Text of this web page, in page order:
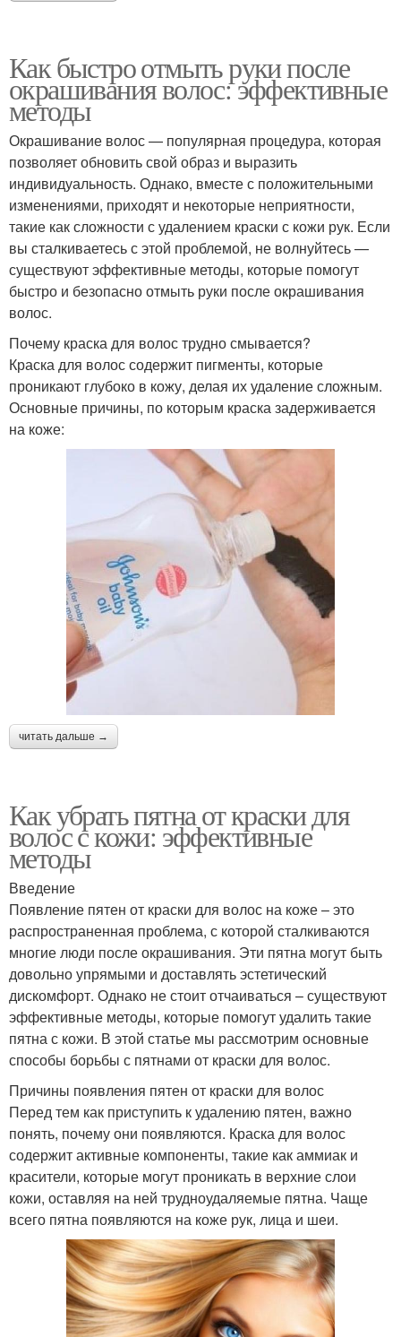
Как быстро отмыть руки после
окрашивания волос: эффективные
методы
Окрашивание волос — популярная процедура, которая
позволяет обновить свой образ и выразить
индивидуальность. Однако, вместе с положительными
изменениями, приходят и некоторые неприятности,
такие как сложности с удалением краски с кожи рук. Если
вы сталкиваетесь с этой проблемой, не волнуйтесь —
существуют эффективные методы, которые помогут
быстро и безопасно отмыть руки после окрашивания
волос.
Почему краска для волос трудно смывается?
Краска для волос содержит пигменты, которые
проникают глубоко в кожу, делая их удаление сложным.
Основные причины, по которым краска задерживается
на коже:
читать дальше →
Как убрать пятна от краски для
волос с кожи: эффективные
методы
Введение
Появление пятен от краски для волос на коже – это
распространенная проблема, с которой сталкиваются
многие люди после окрашивания. Эти пятна могут быть
довольно упрямыми и доставлять эстетический
дискомфорт. Однако не стоит отчаиваться – существуют
эффективные методы, которые помогут удалить такие
пятна с кожи. В этой статье мы рассмотрим основные
способы борьбы с пятнами от краски для волос.
Причины появления пятен от краски для волос
Перед тем как приступить к удалению пятен, важно
понять, почему они появляются. Краска для волос
содержит активные компоненты, такие как аммиак и
красители, которые могут проникать в верхние слои
кожи, оставляя на ней трудноудаляемые пятна. Чаще
всего пятна появляются на коже рук, лица и шеи.